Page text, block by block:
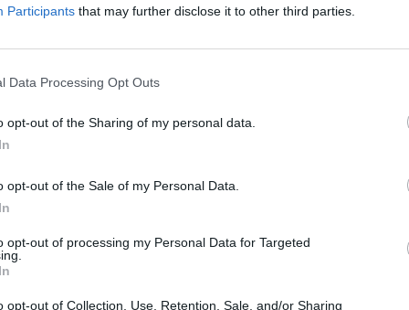
Participants that may further disclose it to other third parties.
Data Processing Opt Outs
opt-out of the Sharing of my personal data.
opt-out of the Sale of my Personal Data.
opt-out of processing my Personal Data for Targeted
opt-out of Collection, Use, Retention, Sale, and/or Sharing